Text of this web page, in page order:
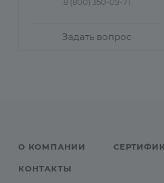
8 (800) 350-09-71
Задать вопрос
О КОМПАНИИ
КОНТАКТЫ